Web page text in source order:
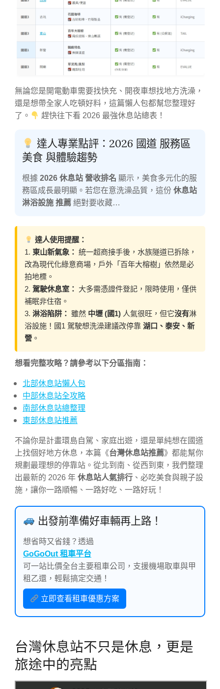
無論您是開電動車需要找快充、開夜車想找地方洗澡，
還是想帶全家人吃頓好料，這篇懶人包都幫您整理好
了。
趕快往下看 2026 最強休息站總表！
達人專業點評：2026 國道 服務區
美食 與體驗趨勢
根據 2026 休息站 營收排名 顯示，美食多元化的服
務區成長最明顯。若您在意洗澡品質，這份 休息站
淋浴設施 推薦 絕對要收藏…
達人使用提醒：
1. 東山新氣象： 統一超商接手後，水族隧道已拆除，
改為現代化綠意商場，戶外「百年大榕樹」依然是必
拍地標。
2. 駕駛休息室： 大多需憑證件登記，限時使用，僅供
補眠非住宿。
3. 淋浴陷阱： 雖然 中壢 (國1) 人氣很旺，但它沒有淋
浴設施！國1 駕駛想洗澡建議改停靠 湖口、泰安、新
營 。
想看完整攻略？請參考以下分區指南：
北部休息站懶人包
中部休息站全攻略
南部休息站總整理
東部休息站推薦
不論你是計畫環島自駕、家庭出遊，還是單純想在國道
上找個好地方休息，本篇《台灣休息站推薦》都能幫你
規劃最理想的停靠站。從北到南、從西到東，我們整理
出最新的 2026 年 休息站人氣排行 、必吃美食與親子設
施，讓你一路順暢、一路好吃、一路好玩！
出發前準備好車輛再上路！
想省時又省錢？透過
GoGoOut 租車平台
可一站比價全台主要租車公司，支援機場取車與甲
租乙還，輕鬆搞定交通！
立即查看租車優惠方案
台灣休息站不只是休息，更是
旅途中的亮點